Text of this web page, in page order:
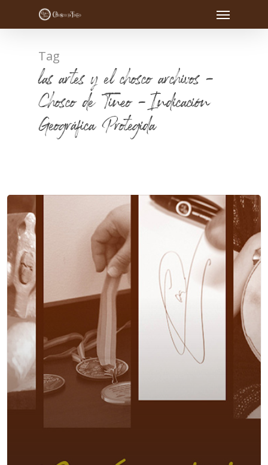
Tag
las artes y el chosco archivos -
Chosco de Tineo - Indicación
Geográfica Protegida